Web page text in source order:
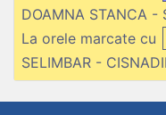
DOAMNA STANCA -
La orele marcate cu
SELIMBAR -